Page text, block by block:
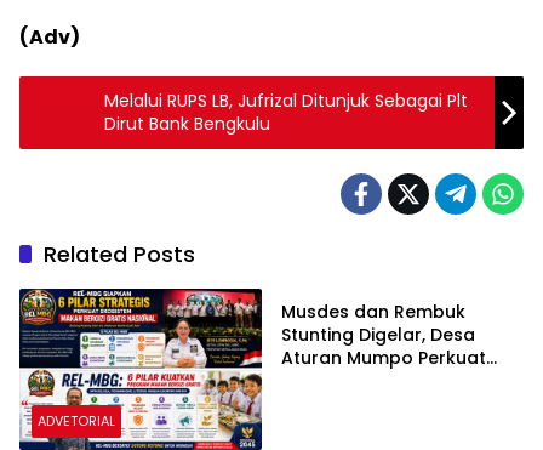
(Adv)
Melalui RUPS LB, Jufrizal Ditunjuk Sebagai Plt
Dirut Bank Bengkulu
Related Posts
ADVETORIAL
Musdes dan Rembuk
Stunting Digelar, Desa
Aturan Mumpo Perkuat